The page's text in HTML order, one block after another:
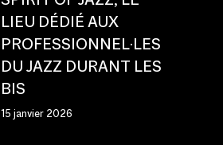
LIEU DÉDIÉ AUX
PROFESSIONNEL·LES
DU JAZZ DURANT LES
BIS
15 janvier 2026